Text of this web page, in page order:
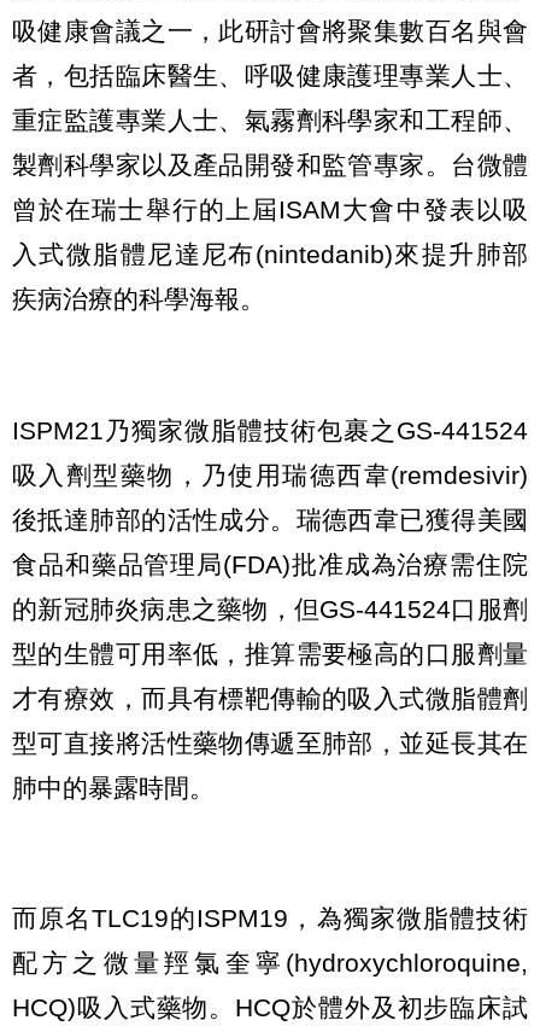
吸健康會議之一，此研討會將聚集數百名與會
者，包括臨床醫生、呼吸健康護理專業人士、
重症監護專業人士、氣霧劑科學家和工程師、
製劑科學家以及產品開發和監管專家。台微體
曾於在瑞士舉行的上屆ISAM大會中發表以吸
入式微脂體尼達尼布(nintedanib)來提升肺部
疾病治療的科學海報。
ISPM21乃獨家微脂體技術包裹之GS-441524
吸入劑型藥物，乃使用瑞德西韋(remdesivir)
後抵達肺部的活性成分。瑞德西韋已獲得美國
食品和藥品管理局(FDA)批准成為治療需住院
的新冠肺炎病患之藥物，但GS-441524口服劑
型的生體可用率低，推算需要極高的口服劑量
才有療效，而具有標靶傳輸的吸入式微脂體劑
型可直接將活性藥物傳遞至肺部，並延長其在
肺中的暴露時間。
而原名TLC19的ISPM19，為獨家微脂體技術
配方之微量羥氯奎寧(hydroxychloroquine,
HCQ)吸入式藥物。HCQ於體外及初步臨床試